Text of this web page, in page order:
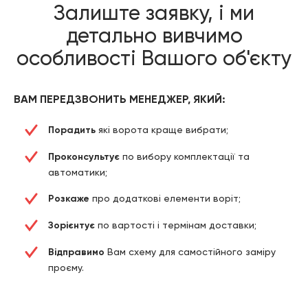
Залиште заявку, і ми
детально вивчимо
особливості Вашого об'єкту
ВАМ ПЕРЕДЗВОНИТЬ МЕНЕДЖЕР, ЯКИЙ:
Порадить які ворота краще вибрати;
Проконсультує по вибору комплектації та
автоматики;
Розкаже про додаткові елементи воріт;
Зорієнтує по вартості і термінам доставки;
Відправимо Вам схему для самостійного заміру
проєму.